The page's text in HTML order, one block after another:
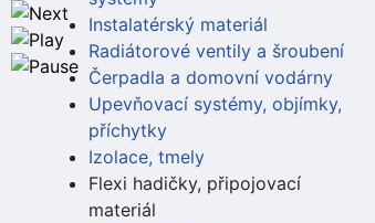
Instalatérský materiál
Radiátorové ventily a šroubení
Čerpadla a domovní vodárny
Upevňovací systémy, objímky,
příchytky
Izolace, tmely
Flexi hadičky, připojovací
materiál